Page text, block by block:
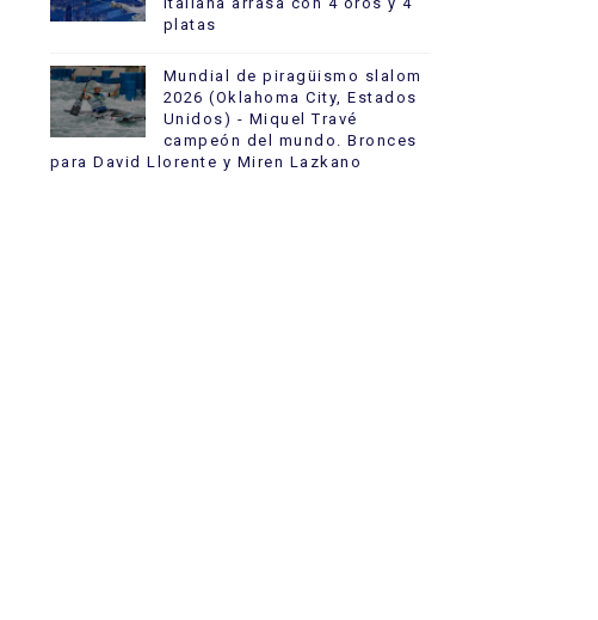
platas
Mundial de piragüismo slalom
2026 (Oklahoma City, Estados
Unidos) - Miquel Travé
campeón del mundo. Bronces
para David Llorente y Miren Lazkano